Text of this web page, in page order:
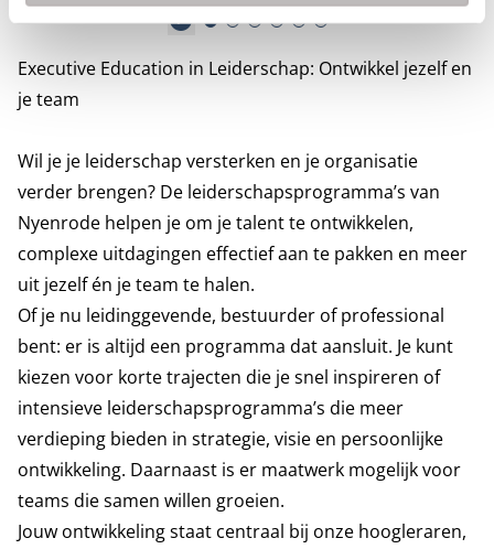
Play
Executive Education in Leiderschap: Ontwikkel jezelf en
je team
Wil je je leiderschap versterken en je organisatie
verder brengen? De leiderschapsprogramma’s van
Nyenrode helpen je om je talent te ontwikkelen,
complexe uitdagingen effectief aan te pakken en meer
uit jezelf én je team te halen.
Of je nu leidinggevende, bestuurder of professional
bent: er is altijd een programma dat aansluit. Je kunt
kiezen voor korte trajecten die je snel inspireren of
intensieve leiderschapsprogramma’s die meer
verdieping bieden in strategie, visie en persoonlijke
ontwikkeling. Daarnaast is er maatwerk mogelijk voor
teams die samen willen groeien.
Jouw ontwikkeling staat centraal bij onze hoogleraren,